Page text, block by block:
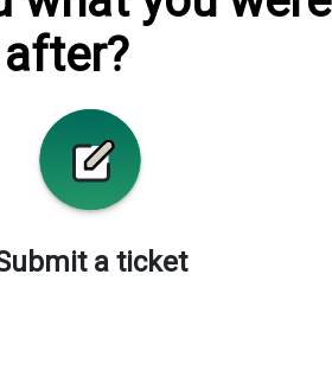
after?
a ticket